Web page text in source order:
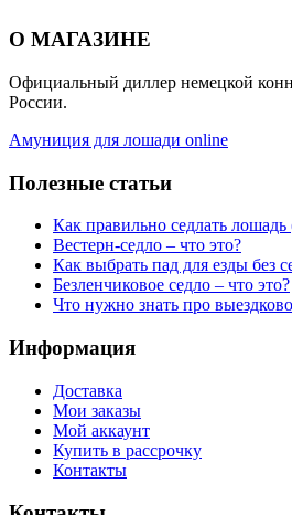
О МАГАЗИНЕ
Официальный диллер немецкой
России.
Амуниция для лошади online
Полезные статьи
Как правильно седлать лошадь
Вестерн-седло – что это?
Как выбрать пад для езды без
Безленчиковое седло – что это?
Что нужно знать про
Информация
Доставка
Мои заказы
Мой аккаунт
Купить в рассрочку
Контакты